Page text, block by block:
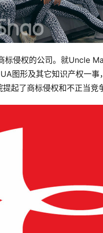
侵权的公司。就Uncle
图形及其它知识产权一
起了商标侵权和不正当竞